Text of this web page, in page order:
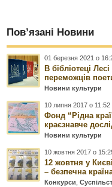
Пов’язані Новини
01 березня 2021 о
В бібліотеці
переможців
Новини культури
10 липня 2017 о 11:52
Фонд “Рідна
краєзнавче
Новини культури
10 жовтня 2017 о
12 жовтня у
– безпечна
Конкурси ,